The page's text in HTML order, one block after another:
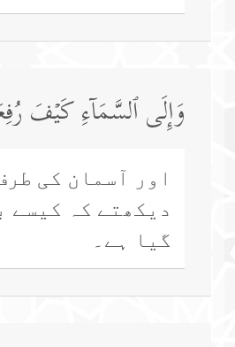
وَإِلَى ٱلسَّمَاۤءِ كَیۡفَ
اور آسمان کی
دیکھتے کہ کیسے
گیا ہے۔